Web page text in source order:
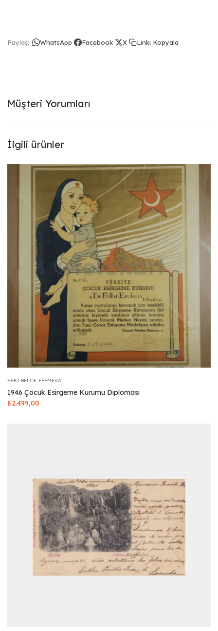
Paylaş: WhatsApp Facebook X Linki Kopyala
Müşteri Yorumları
İlgili ürünler
ESKI BELGE-EFEMERA
1946 Çocuk Esirgeme Kurumu Diploması
₺2.499,00